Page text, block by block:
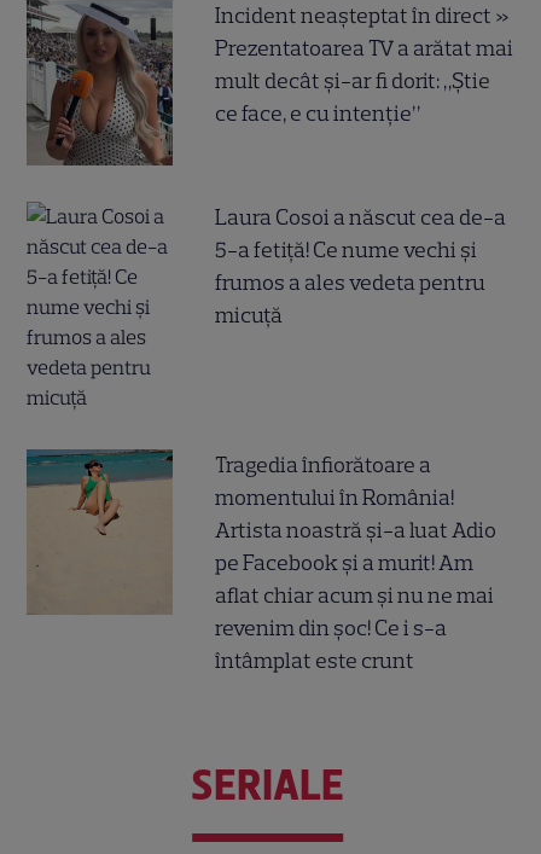
Incident neașteptat în direct »
Prezentatoarea TV a arătat mai
mult decât și-ar fi dorit: „Știe
ce face, e cu intenție”
Laura Cosoi a născut cea de-a
5-a fetiță! Ce nume vechi și
frumos a ales vedeta pentru
micuță
Tragedia înfiorătoare a
momentului în România!
Artista noastră și-a luat Adio
pe Facebook și a murit! Am
aflat chiar acum și nu ne mai
revenim din șoc! Ce i s-a
întâmplat este crunt
SERIALE